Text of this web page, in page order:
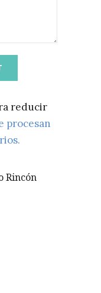
reducir
procesan
Rincón